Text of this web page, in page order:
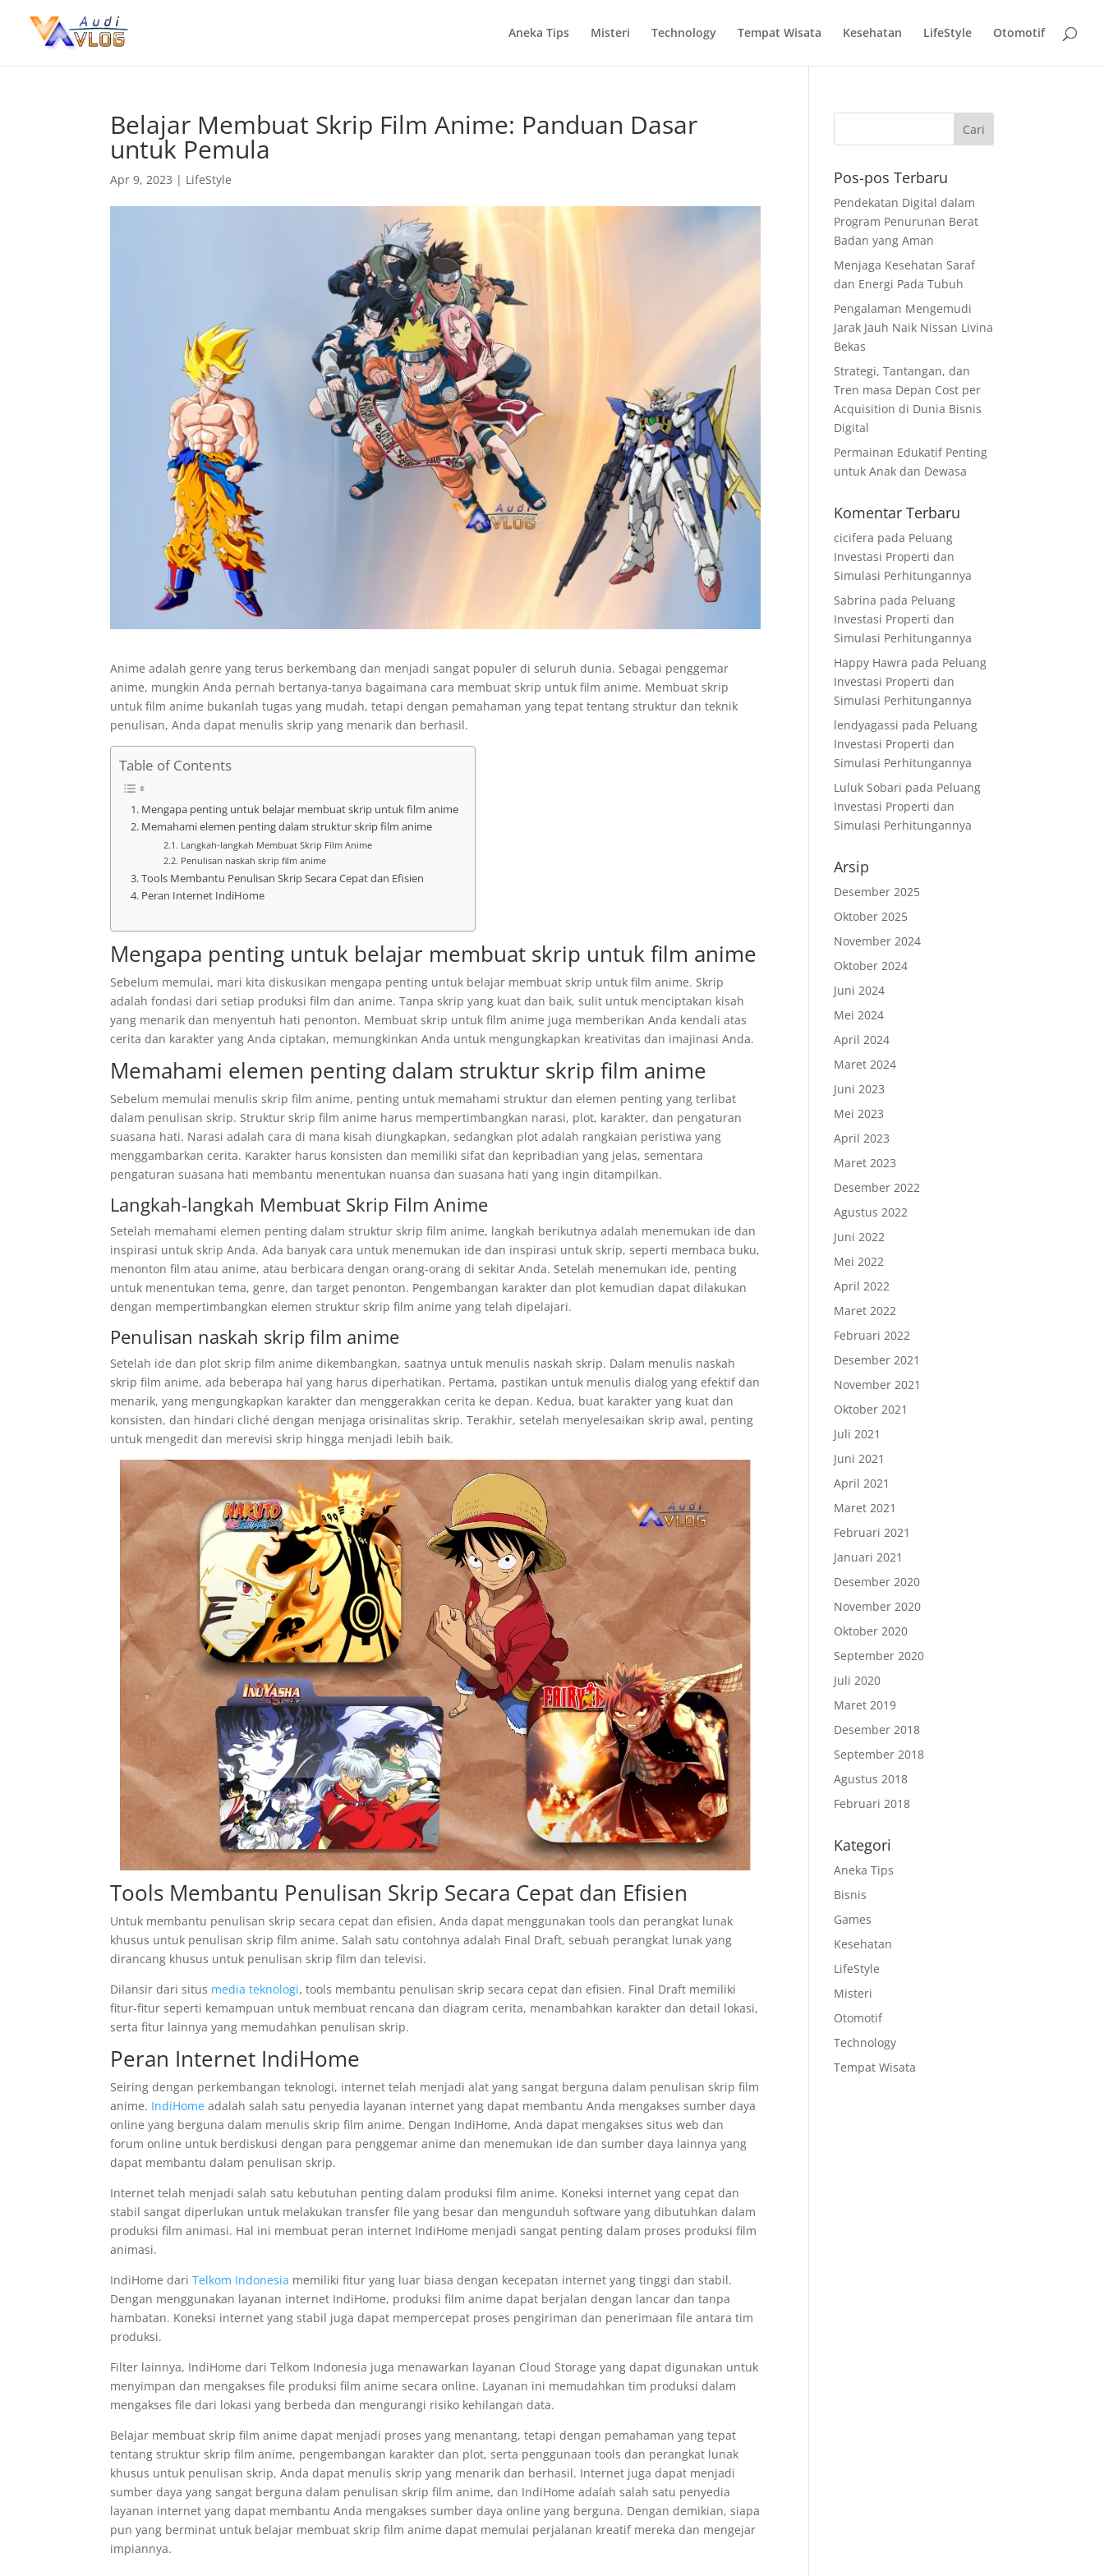
Aneka Tips Misteri Technology Tempat Wisata Kesehatan LifeStyle Otomotif
Belajar Membuat Skrip Film Anime: Panduan Dasar
untuk Pemula
Apr 9, 2023 | LifeStyle
Anime adalah genre yang terus berkembang dan menjadi sangat populer di seluruh dunia. Sebagai penggemar
anime, mungkin Anda pernah bertanya-tanya bagaimana cara membuat skrip untuk film anime. Membuat skrip
untuk film anime bukanlah tugas yang mudah, tetapi dengan pemahaman yang tepat tentang struktur dan teknik
penulisan, Anda dapat menulis skrip yang menarik dan berhasil.
Table of Contents
Mengapa penting untuk belajar membuat skrip untuk film anime
Memahami elemen penting dalam struktur skrip film anime
Langkah-langkah Membuat Skrip Film Anime
Penulisan naskah skrip film anime
Tools Membantu Penulisan Skrip Secara Cepat dan Efisien
Peran Internet IndiHome
Mengapa penting untuk belajar membuat skrip untuk film anime
Sebelum memulai, mari kita diskusikan mengapa penting untuk belajar membuat skrip untuk film anime. Skrip
adalah fondasi dari setiap produksi film dan anime. Tanpa skrip yang kuat dan baik, sulit untuk menciptakan kisah
yang menarik dan menyentuh hati penonton. Membuat skrip untuk film anime juga memberikan Anda kendali atas
cerita dan karakter yang Anda ciptakan, memungkinkan Anda untuk mengungkapkan kreativitas dan imajinasi Anda.
Memahami elemen penting dalam struktur skrip film anime
Sebelum memulai menulis skrip film anime, penting untuk memahami struktur dan elemen penting yang terlibat
dalam penulisan skrip. Struktur skrip film anime harus mempertimbangkan narasi, plot, karakter, dan pengaturan
suasana hati. Narasi adalah cara di mana kisah diungkapkan, sedangkan plot adalah rangkaian peristiwa yang
menggambarkan cerita. Karakter harus konsisten dan memiliki sifat dan kepribadian yang jelas, sementara
pengaturan suasana hati membantu menentukan nuansa dan suasana hati yang ingin ditampilkan.
Langkah-langkah Membuat Skrip Film Anime
Setelah memahami elemen penting dalam struktur skrip film anime, langkah berikutnya adalah menemukan ide dan
inspirasi untuk skrip Anda. Ada banyak cara untuk menemukan ide dan inspirasi untuk skrip, seperti membaca buku,
menonton film atau anime, atau berbicara dengan orang-orang di sekitar Anda. Setelah menemukan ide, penting
untuk menentukan tema, genre, dan target penonton. Pengembangan karakter dan plot kemudian dapat dilakukan
dengan mempertimbangkan elemen struktur skrip film anime yang telah dipelajari.
Penulisan naskah skrip film anime
Setelah ide dan plot skrip film anime dikembangkan, saatnya untuk menulis naskah skrip. Dalam menulis naskah
skrip film anime, ada beberapa hal yang harus diperhatikan. Pertama, pastikan untuk menulis dialog yang efektif dan
menarik, yang mengungkapkan karakter dan menggerakkan cerita ke depan. Kedua, buat karakter yang kuat dan
konsisten, dan hindari cliché dengan menjaga orisinalitas skrip. Terakhir, setelah menyelesaikan skrip awal, penting
untuk mengedit dan merevisi skrip hingga menjadi lebih baik.
Tools Membantu Penulisan Skrip Secara Cepat dan Efisien
Untuk membantu penulisan skrip secara cepat dan efisien, Anda dapat menggunakan tools dan perangkat lunak
khusus untuk penulisan skrip film anime. Salah satu contohnya adalah Final Draft, sebuah perangkat lunak yang
dirancang khusus untuk penulisan skrip film dan televisi.
Dilansir dari situs media teknologi, tools membantu penulisan skrip secara cepat dan efisien. Final Draft memiliki
fitur-fitur seperti kemampuan untuk membuat rencana dan diagram cerita, menambahkan karakter dan detail lokasi,
serta fitur lainnya yang memudahkan penulisan skrip.
Peran Internet IndiHome
Seiring dengan perkembangan teknologi, internet telah menjadi alat yang sangat berguna dalam penulisan skrip film
anime. IndiHome adalah salah satu penyedia layanan internet yang dapat membantu Anda mengakses sumber daya
online yang berguna dalam menulis skrip film anime. Dengan IndiHome, Anda dapat mengakses situs web dan
forum online untuk berdiskusi dengan para penggemar anime dan menemukan ide dan sumber daya lainnya yang
dapat membantu dalam penulisan skrip.
Internet telah menjadi salah satu kebutuhan penting dalam produksi film anime. Koneksi internet yang cepat dan
stabil sangat diperlukan untuk melakukan transfer file yang besar dan mengunduh software yang dibutuhkan dalam
produksi film animasi. Hal ini membuat peran internet IndiHome menjadi sangat penting dalam proses produksi film
animasi.
IndiHome dariTelkom Indonesia memiliki fitur yang luar biasa dengan kecepatan internet yang tinggi dan stabil.
Dengan menggunakan layanan internet IndiHome, produksi film anime dapat berjalan dengan lancar dan tanpa
hambatan. Koneksi internet yang stabil juga dapat mempercepat proses pengiriman dan penerimaan file antara tim
produksi.
Filter lainnya, IndiHome dari Telkom Indonesia juga menawarkan layanan Cloud Storage yang dapat digunakan untuk
menyimpan dan mengakses file produksi film anime secara online. Layanan ini memudahkan tim produksi dalam
mengakses file dari lokasi yang berbeda dan mengurangi risiko kehilangan data.
Belajar membuat skrip film anime dapat menjadi proses yang menantang, tetapi dengan pemahaman yang tepat
tentang struktur skrip film anime, pengembangan karakter dan plot, serta penggunaan tools dan perangkat lunak
khusus untuk penulisan skrip, Anda dapat menulis skrip yang menarik dan berhasil. Internet juga dapat menjadi
sumber daya yang sangat berguna dalam penulisan skrip film anime, dan IndiHome adalah salah satu penyedia
layanan internet yang dapat membantu Anda mengakses sumber daya online yang berguna. Dengan demikian, siapa
pun yang berminat untuk belajar membuat skrip film anime dapat memulai perjalanan kreatif mereka dan mengejar
impiannya.
Pos-pos Terbaru
Pendekatan Digital dalam
Program Penurunan Berat
Badan yang Aman
Menjaga Kesehatan Saraf
dan Energi Pada Tubuh
Pengalaman Mengemudi
Jarak Jauh Naik Nissan Livina
Bekas
Strategi, Tantangan, dan
Tren masa Depan Cost per
Acquisition di Dunia Bisnis
Digital
Permainan Edukatif Penting
untuk Anak dan Dewasa
Komentar Terbaru
cicifera pada Peluang
Investasi Properti dan
Simulasi Perhitungannya
Sabrina pada Peluang
Investasi Properti dan
Simulasi Perhitungannya
Happy Hawra pada Peluang
Investasi Properti dan
Simulasi Perhitungannya
lendyagassi pada Peluang
Investasi Properti dan
Simulasi Perhitungannya
Luluk Sobari pada Peluang
Investasi Properti dan
Simulasi Perhitungannya
Arsip
Desember 2025
Oktober 2025
November 2024
Oktober 2024
Juni 2024
Mei 2024
April 2024
Maret 2024
Juni 2023
Mei 2023
April 2023
Maret 2023
Desember 2022
Agustus 2022
Juni 2022
Mei 2022
April 2022
Maret 2022
Februari 2022
Desember 2021
November 2021
Oktober 2021
Juli 2021
Juni 2021
April 2021
Maret 2021
Februari 2021
Januari 2021
Desember 2020
November 2020
Oktober 2020
September 2020
Juli 2020
Maret 2019
Desember 2018
September 2018
Agustus 2018
Februari 2018
Kategori
Aneka Tips
Bisnis
Games
Kesehatan
LifeStyle
Misteri
Otomotif
Technology
Tempat Wisata